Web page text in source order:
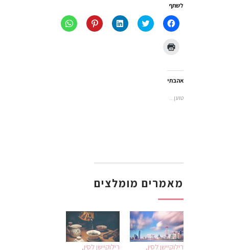
לשתף
לחיצה
לשיתוף
לחצו
כדי
לחצו
כדי
לחץ
כדי
לחיצה
לשיתוף
אהבתי
טוען...
מאמרים מומלצים
רילוקיישן לסין,
רילוקיישן לסין,